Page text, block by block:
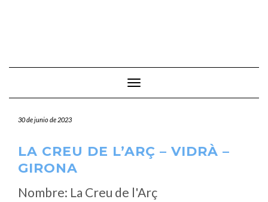
Cambiar modo de navegación
30 de junio de 2023
LA CREU DE L’ARÇ – VIDRÀ –
GIRONA
Nombre: La Creu de l'Arç